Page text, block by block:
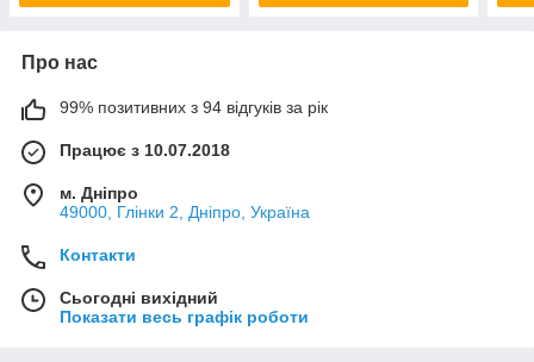
Про нас
99% позитивних з 94 відгуків за рік
Працює з 10.07.2018
м. Дніпро
49000, Глінки 2, Дніпро, Україна
Контакти
Сьогодні вихідний
Показати весь графік роботи